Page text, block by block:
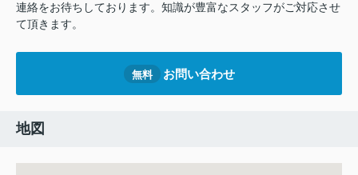
連絡をお待ちしております。知識が豊富なスタッフがご対応させ
て頂きます。
無料 お問い合わせ
地図